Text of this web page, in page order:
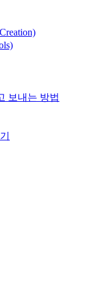
보내는 방법